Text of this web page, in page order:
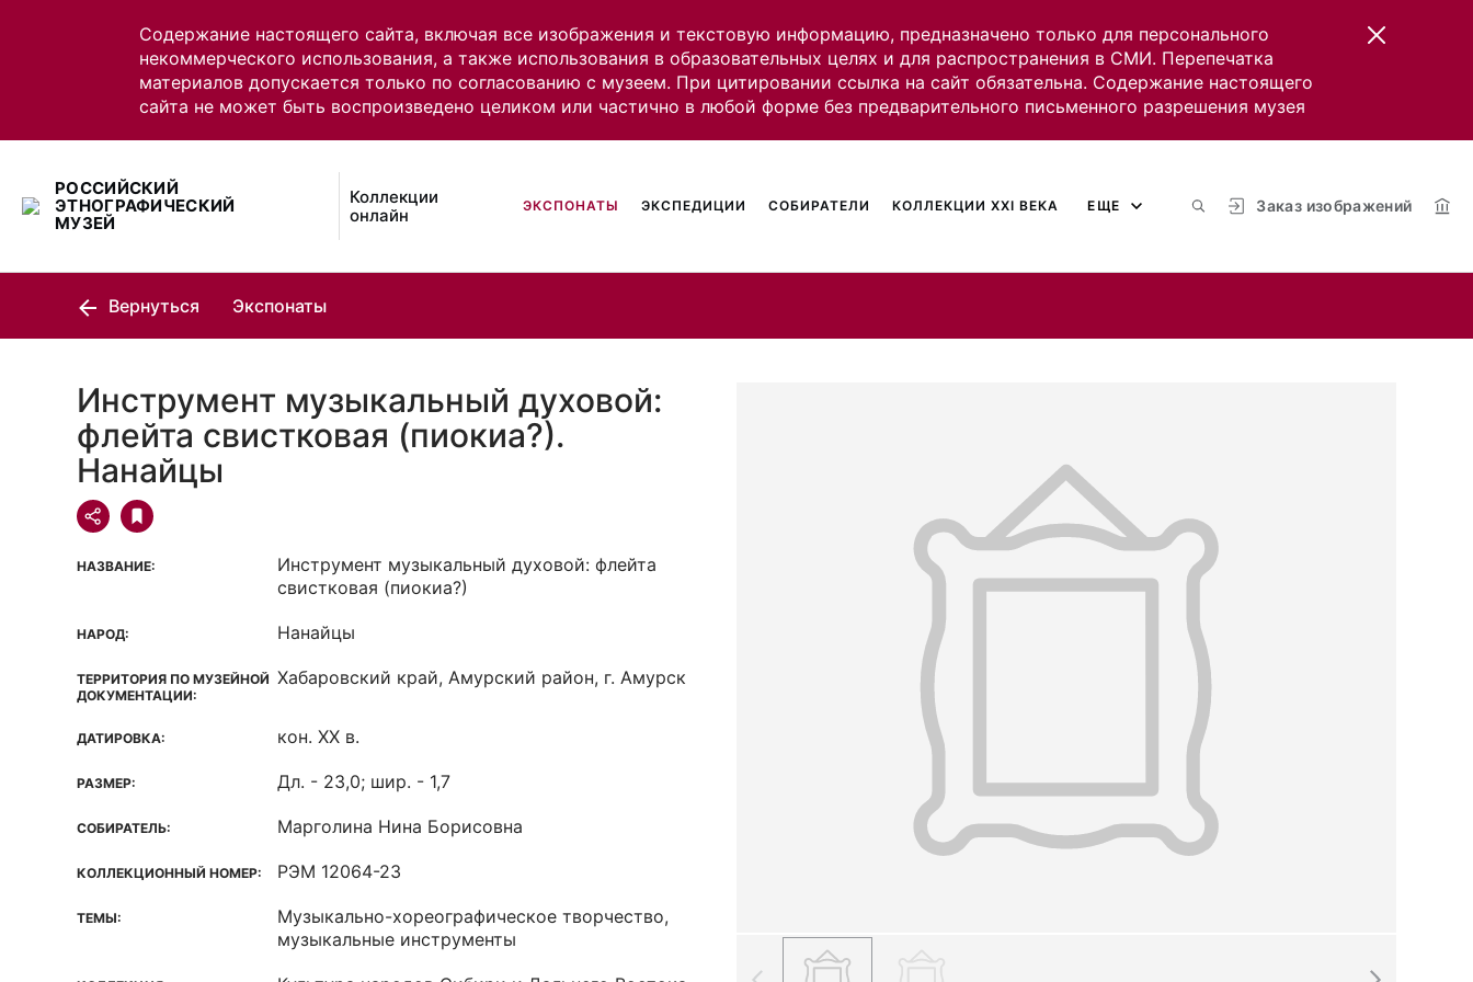
Содержание настоящего сайта, включая все изображения и текстовую информацию, предназначено только для персонального
некоммерческого использования, а также использования в образовательных целях и для распространения в СМИ. Перепечатка
материалов допускается только по согласованию с музеем. При цитировании ссылка на сайт обязательна. Содержание настоящего
сайта не может быть воспроизведено целиком или частично в любой форме без предварительного письменного разрешения музея
РОССИЙСКИЙ
ЭТНОГРАФИЧЕСКИЙ
МУЗЕЙ
Коллекции
онлайн
Заказ изображений
ЭКСПОНАТЫ ЭКСПЕДИЦИИ СОБИРАТЕЛИ КОЛЛЕКЦИИ XXI ВЕКА ЕЩЕ
Вернуться Экспонаты
Инструмент музыкальный духовой:
флейта свистковая (пиокиа?).
Нанайцы
НАЗВАНИЕ:
Инструмент музыкальный духовой: флейта
свистковая (пиокиа?)
НАРОД: Нанайцы
ТЕРРИТОРИЯ ПО МУЗЕЙНОЙ
ДОКУМЕНТАЦИИ:
Хабаровский край, Амурский район, г. Амурск
ДАТИРОВКА: кон. XX в.
РАЗМЕР: Дл. - 23,0; шир. - 1,7
СОБИРАТЕЛЬ: Марголина Нина Борисовна
КОЛЛЕКЦИОННЫЙ НОМЕР: РЭМ 12064-23
ТЕМЫ:
Музыкально-хореографическое творчество,
музыкальные инструменты